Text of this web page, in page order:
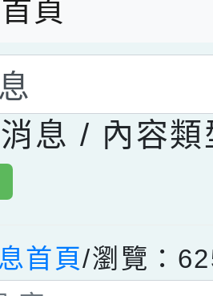
頁
面內容會更
息 / 內容類
首頁/瀏覽：